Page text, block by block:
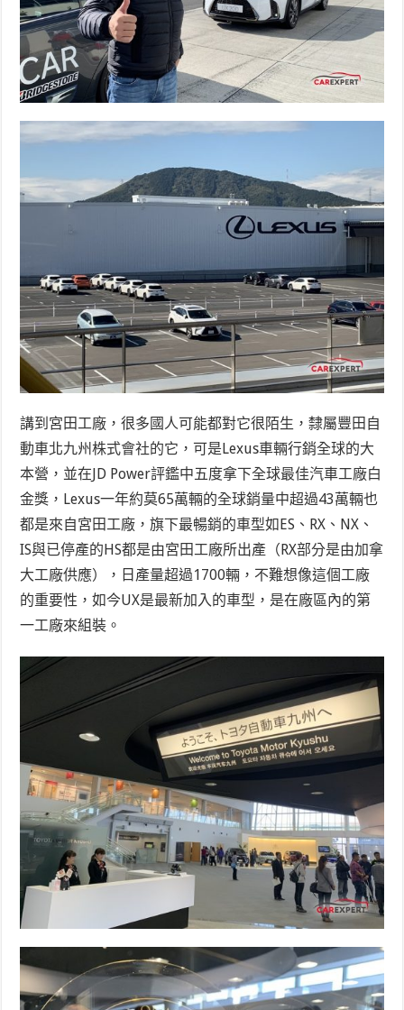
講到宮田工廠，很多國人可能都對它很陌生，隸屬豐田自
動車北九州株式會社的它，可是Lexus車輛行銷全球的大
本營，並在JD Power評鑑中五度拿下全球最佳汽車工廠白
金獎，Lexus一年約莫65萬輛的全球銷量中超過43萬輛也
都是來自宮田工廠，旗下最暢銷的車型如ES、RX、NX、
IS與已停產的HS都是由宮田工廠所出產（RX部分是由加拿
大工廠供應），日產量超過1700輛，不難想像這個工廠
的重要性，如今UX是最新加入的車型，是在廠區內的第
一工廠來組裝。